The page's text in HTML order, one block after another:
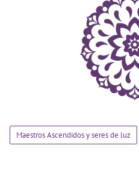
Maestros Ascendidos y seres de luz